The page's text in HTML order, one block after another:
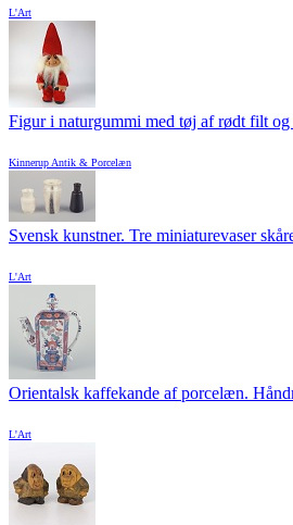
L'Art
Figur i naturgummi med tøj af rødt filt
Kinnerup Antik & Porcelæn
Svensk kunstner. Tre miniaturevaser
L'Art
Orientalsk kaffekande af porcelæn.
L'Art